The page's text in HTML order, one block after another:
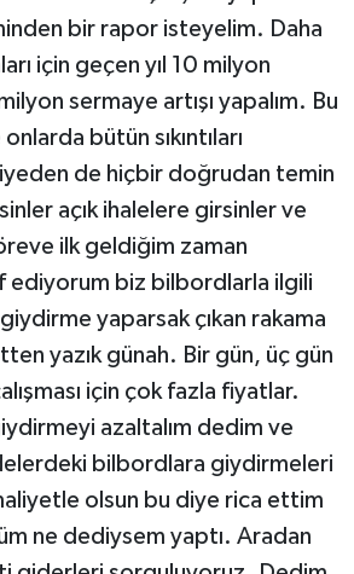
bir rapor isteyelim. Daha
için geçen yıl 10 milyon
sermaye artışı yapalım. Bu
bütün sıkıntıları
de hiçbir doğrudan temin
açık ihalelere girsinler ve
ilk geldiğim zaman
ediyorum biz bilbordlarla ilgili
yaparsak çıkan rakama
yazık günah. Bir gün, üç gün
için çok fazla fiyatlar.
azaltalım dedim ve
bilbordlara giydirmeleri
olsun bu diye rica ettim
ne dediysem yaptı. Aradan